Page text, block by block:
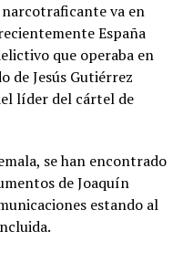
va en
España
que operaba en
de Jesús Gutiérrez
líder del cártel de
se han encontrado
de Joaquín
estando al